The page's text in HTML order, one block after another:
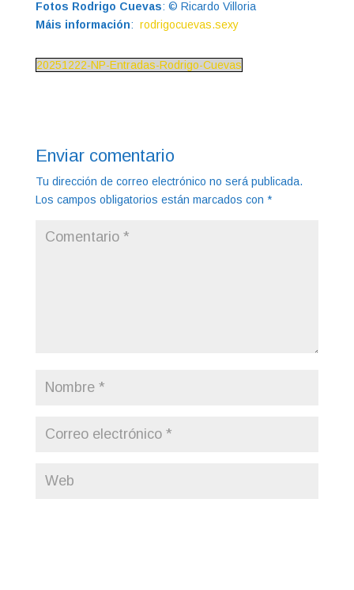
Fotos Rodrigo Cuevas: © Ricardo Villoria
Máis información: rodrigocuevas.sexy
20251222-NP-Entradas-Rodrigo-Cuevas
Enviar comentario
Tu dirección de correo electrónico no será publicada.
Los campos obligatorios están marcados con *